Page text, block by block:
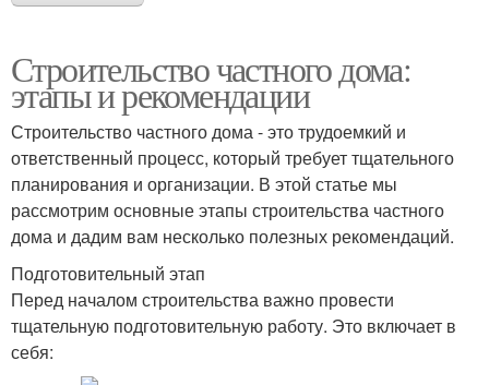
Строительство частного дома:
этапы и рекомендации
Строительство частного дома - это трудоемкий и
ответственный процесс, который требует тщательного
планирования и организации. В этой статье мы
рассмотрим основные этапы строительства частного
дома и дадим вам несколько полезных рекомендаций.
Подготовительный этап
Перед началом строительства важно провести
тщательную подготовительную работу. Это включает в
себя: